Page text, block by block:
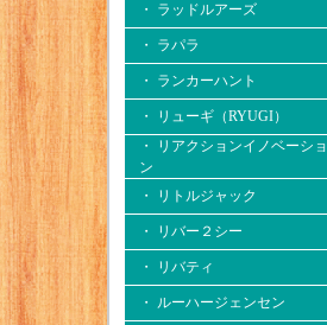
・ ラッドルアーズ
・ ラパラ
・ ランカーハント
・ リューギ（RYUGI）
・ リアクションイノベーショ
ン
・ リトルジャック
・ リバー２シー
・ リバティ
・ ルーハージェンセン